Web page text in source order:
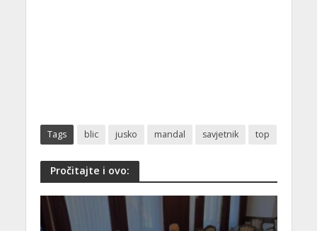
Tags blic jusko mandal savjetnik top
Pročitajte i ovo: